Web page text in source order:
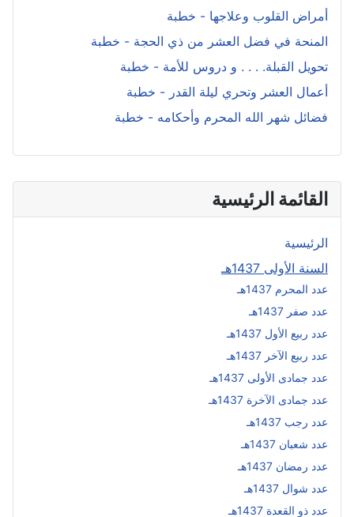
القائمة الرئيسية
الرئيسية
السنة الأولى 1437هـ
عدد المحرم 1437هـ
عدد صفر 1437هـ
عدد ربيع الأول 1437هـ
عدد ربيع الآخر 1437هـ
عدد جمادى الأولى 1437هـ
عدد جمادى الآخرة 1437هـ
عدد رجب 1437هـ
عدد شعبان 1437هـ
عدد رمضان 1437هـ
عدد شوال 1437هـ
عدد ذو القعدة 1437هـ
أمراض القلوب وعلاجها - خطبة
المنحة في فضل العشر من ذي الحجة - خطبة
تحويل القبلة. . . . و دروس للأمة - خطبة
أعمال العشر وتحري ليلة القدر - خطبة
فضائل شهر الله المحرم وأحكامه - خطبة